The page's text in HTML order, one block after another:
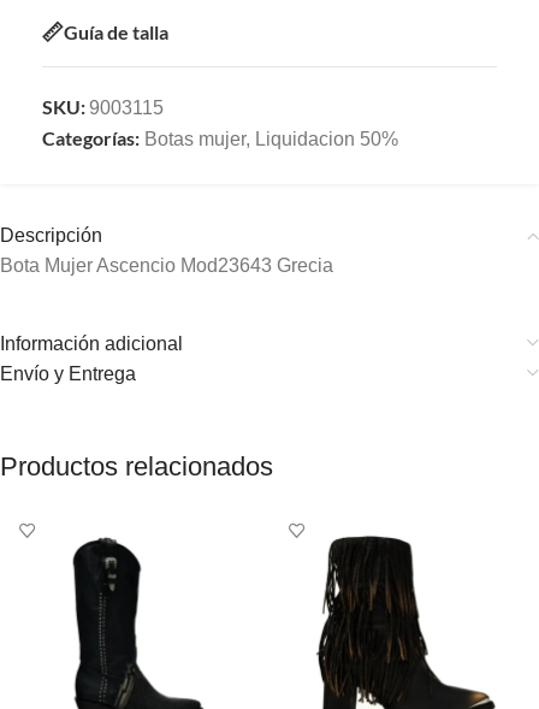
Guía de talla
SKU:9003115
Categorías: Botas mujer, Liquidacion 50%
Descripción
Bota Mujer Ascencio Mod23643 Grecia
Información adicional
Envío y Entrega
Productos relacionados